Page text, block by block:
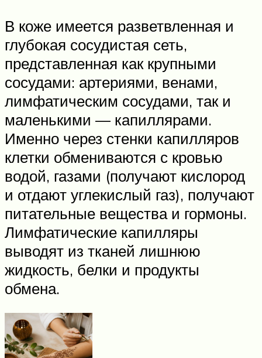
В коже имеется разветвленная и
глубокая сосудистая сеть,
представленная как крупными
сосудами: артериями, венами,
лимфатическим сосудами, так и
маленькими — капиллярами.
Именно через стенки капилляров
клетки обмениваются с кровью
водой, газами (получают кислород
и отдают углекислый газ), получают
питательные вещества и гормоны.
Лимфатические капилляры
выводят из тканей лишнюю
жидкость, белки и продукты
обмена.